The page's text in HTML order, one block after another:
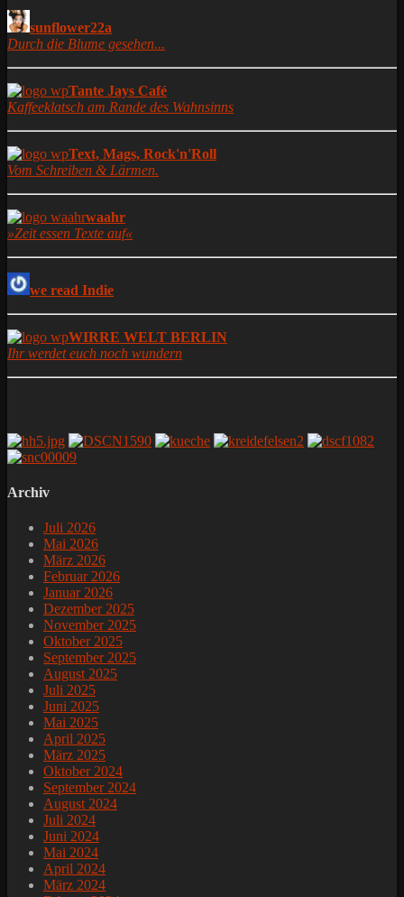
sunflower22a
Durch die Blume gesehen...
Tante Jays Café
Kaffeeklatsch am Rande des Wahnsinns
Text, Mags, Rock'n'Roll
Vom Schreiben & Lärmen.
waahr
»Zeit essen Texte auf«
we read Indie
WIRRE WELT BERLIN
Ihr werdet euch noch wundern
Archiv
Juli 2026
Mai 2026
März 2026
Februar 2026
Januar 2026
Dezember 2025
November 2025
Oktober 2025
September 2025
August 2025
Juli 2025
Juni 2025
Mai 2025
April 2025
März 2025
Oktober 2024
September 2024
August 2024
Juli 2024
Juni 2024
Mai 2024
April 2024
März 2024